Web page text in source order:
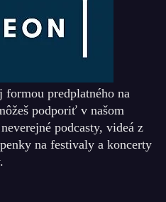
formou predplatného na
podporiť v našom
podcasty, videá z
na festivaly a koncerty